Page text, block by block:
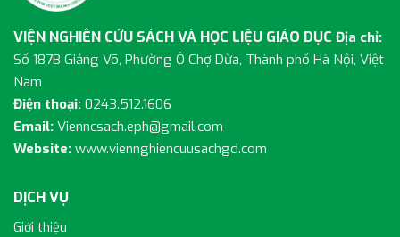
VIỆN NGHIÊN CỨU SÁCH VÀ HỌC LIỆU GIÁO DỤC Địa chỉ:
Số 187B Giảng Võ, Phường Ô Chợ Dừa, Thành phố Hà Nội, Việt
Nam
Điện thoại: 0243.512.1606
Email: Vienncsach.eph@gmail.com
Website: www.viennghiencuusachgd.com
DỊCH VỤ
Giới thiệu